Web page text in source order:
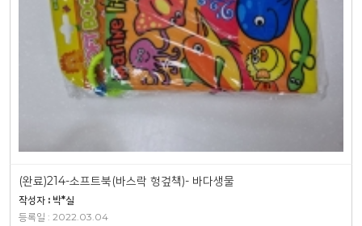
(완료)214-소프트북(바스락 헝겊책)- 바다생물
작성자 : 박*실
등록일 : 2022.03.04